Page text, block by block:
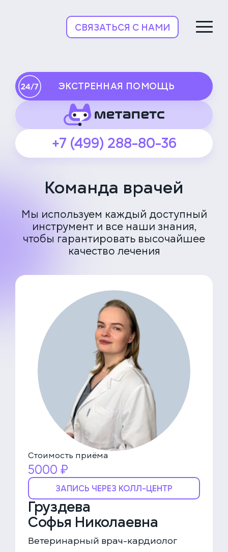
СВЯЗАТЬСЯ С НАМИ
ЭКСТРЕННАЯ ПОМОЩЬ
+7 (499) 288-80-36
Команда врачей
Мы используем каждый доступный
инструмент и все наши знания,
чтобы гарантировать высочайшее
качество лечения
Стоимость приёма
5000 ₽
ЗАПИСЬ ЧЕРЕЗ КОЛЛ-ЦЕНТР
Груздева
Софья Николаевна
Ветеринарный врач-кардиолог